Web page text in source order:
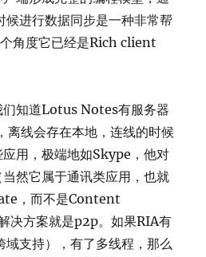
进行数据同步是一种非常帮
角度它已经是Rich client
们知道Lotus Notes有服务器
线会存在本地，连线的时候
用，极端地如Skype，他对
然它属于通讯类应用，也就
，而不是Content
决方案就是p2p。如果RIA有
支持），有了多线程，那么